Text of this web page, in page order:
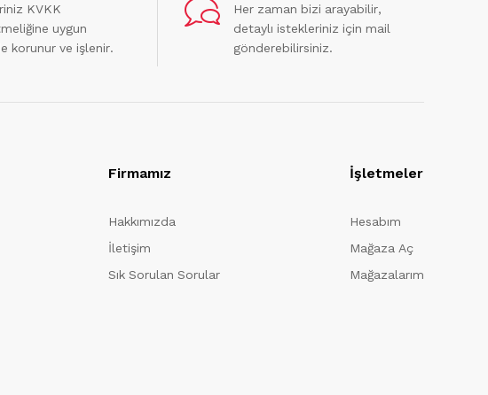
KVKK
uygun
korunur ve işlenir.
Her zaman bizi arayabilir,
detaylı istekleriniz için mail
gönderebilirsiniz.
Firmamız
Hakkımızda
İletişim
Sık Sorulan Sorular
İşletmeler
Hesabım
Mağaza Aç
Mağazalarım